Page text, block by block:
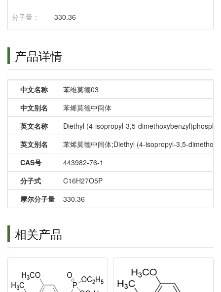
分子量： 330.36
产品详情
中文名称
苯维莫德03
中文别名
苯烯莫德中间体
英文名称
Diethyl (4-isopropyl-3,5-
英文别名
苯烯莫德中间体;Diethyl (4-isopropyl-3,5-
CAS号
443982-76-1
分子式
C16H27O5P
摩尔分子量
330.36
相关产品